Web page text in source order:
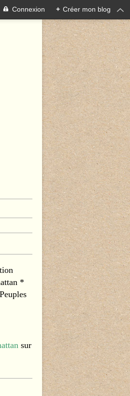
Connexion + Créer mon blog
*
sur